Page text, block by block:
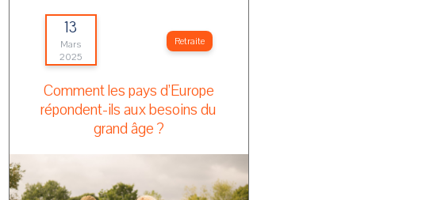
13
Mars
2025
Retraite
Comment les pays d’Europe
répondent-ils aux besoins du
grand âge ?